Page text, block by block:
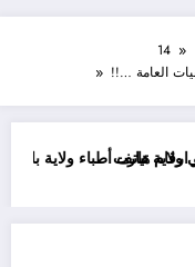
14
العامة …!!
ولاية باتنة .. عناوين